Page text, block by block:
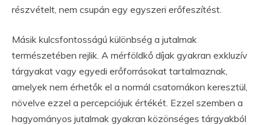
részvételt, nem csupán egy egyszeri erőfeszítést.
Másik kulcsfontosságú különbség a jutalmak
természetében rejlik. A mérföldkő díjak gyakran exkluzív
tárgyakat vagy egyedi erőforrásokat tartalmaznak,
amelyek nem érhetők el a normál csatornákon keresztül,
növelve ezzel a percepciójuk értékét. Ezzel szemben a
hagyományos jutalmak gyakran közönséges tárgyakból